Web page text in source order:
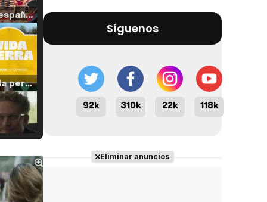
Tráiler en español de 'La isla olvidada'
Tráiler 'Vida perra' (2026)
Síguenos
92k 310k 22k 118k
Eliminar anuncios